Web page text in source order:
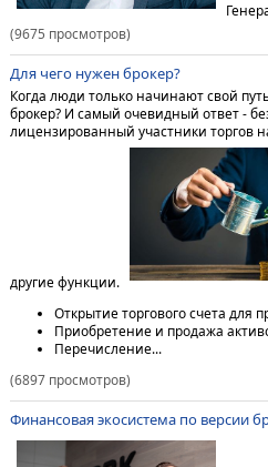
(9675 просмотров)
Для чего нужен брокер?
Когда люди только начинают свой
брокер? И самый очевидный ответ -
лицензированный участники торгов
другие функции.
Открытие торгового счета
Приобретение и продажа
Перечисление...
(6897 просмотров)
Финансовая экосистема по версии